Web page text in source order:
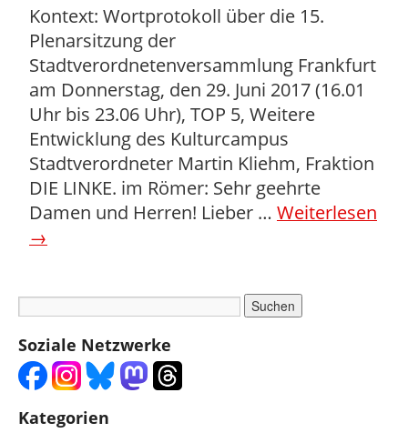
Kontext: Wortprotokoll über die 15.
Plenarsitzung der
Stadtverordnetenversammlung Frankfurt
am Donnerstag, den 29. Juni 2017 (16.01
Uhr bis 23.06 Uhr), TOP 5, Weitere
Entwicklung des Kulturcampus
Stadtverordneter Martin Kliehm, Fraktion
DIE LINKE. im Römer: Sehr geehrte
Damen und Herren! Lieber … Weiterlesen
→
Soziale Netzwerke
Kategorien